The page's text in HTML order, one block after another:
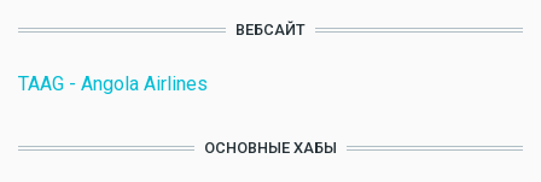
ВЕБСАЙТ
TAAG - Angola Airlines
ОСНОВНЫЕ ХАБЫ